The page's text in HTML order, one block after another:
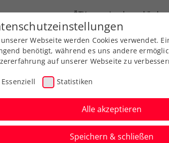
ÖTV Landesverbände
Leistungssport Ausbildung
Webseite werden Cookies verwendet.
benötigt, während es uns andere
auf unserer Webseite zu
Essenziell Statistiken
Alle akzeptieren
Speichern & schließen